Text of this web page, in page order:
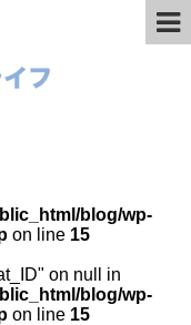
blog/wp-
on line 15
on null in
blog/wp-
on line 15